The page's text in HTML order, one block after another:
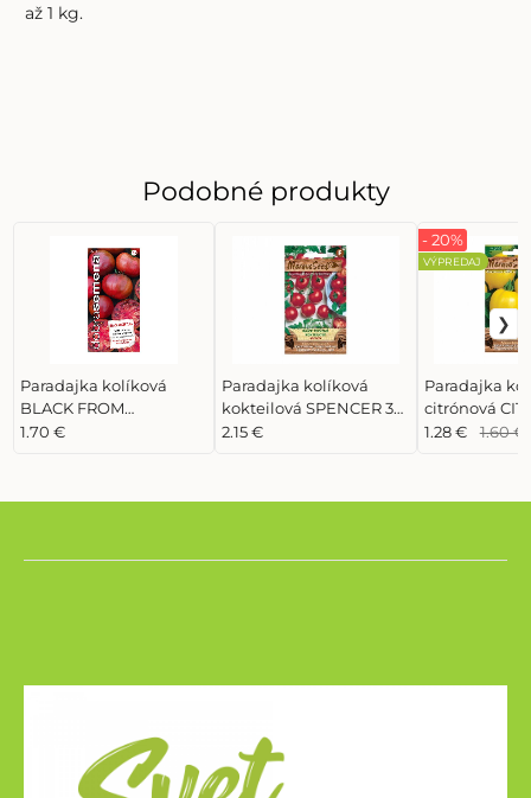
až 1 kg.
Podobné produkty
Paradajka kolíková
BLACK FROM
TULA/NOIRE DE
1.70 €
Paradajka kolíková
kokteilová SPENCER 30
semien
2.15 €
Paradajka
citrónová
semien
VÝPREDAJ
- 20%
1.28 € 1.60 €